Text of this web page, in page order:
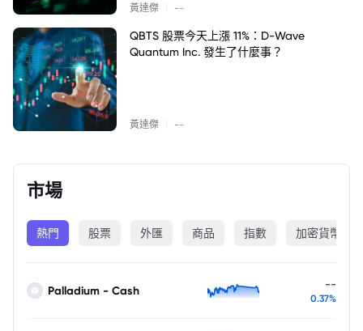
黃達傑 --
QBTS 股票今天上漲 11%：D-Wave
Quantum Inc. 發生了什麼事？
黃達傑 --
市場
熱門 股票 外匯 商品 指數 加密貨幣
Palladium - Cash --
0.37%